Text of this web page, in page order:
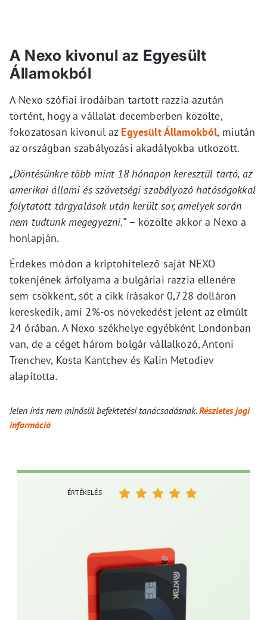
A Nexo kivonul az Egyesült
Államokból
A Nexo szófiai irodáiban tartott razzia azután
történt, hogy a vállalat decemberben közölte,
fokozatosan kivonul az Egyesült Államokból, miután
az országban szabályozási akadályokba ütközött.
„Döntésünkre több mint 18 hónapon keresztül tartó, az
amerikai állami és szövetségi szabályozó hatóságokkal
folytatott tárgyalások után került sor, amelyek során
nem tudtunk megegyezni.”– közölte akkor a Nexo a
honlapján.
Érdekes módon a kriptohitelező saját NEXO
tokenjének árfolyama a bulgáriai razzia ellenére
sem csökkent, sőt a cikk írásakor 0,728 dolláron
kereskedik, ami 2%-os növekedést jelent az elmúlt
24 órában. A Nexo székhelye egyébként Londonban
van, de a céget három bolgár vállalkozó, Antoni
Trenchev, Kosta Kantchev és Kalin Metodiev
alapította.
Jelen írás nem minősül befektetési tanácsadásnak.Részletes jogi
információ
ÉRTÉKELÉS